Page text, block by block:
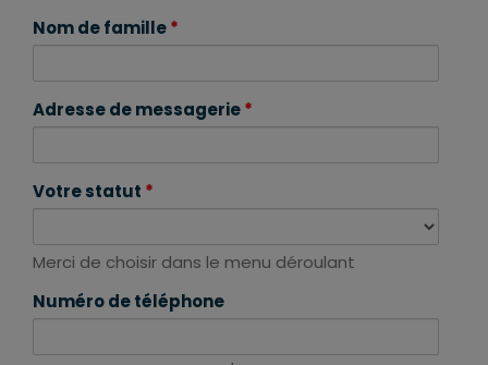
Nom de famille*
Adresse de messagerie*
Votre statut *
Merci de choisir dans le menu déroulant
Numéro de téléphone